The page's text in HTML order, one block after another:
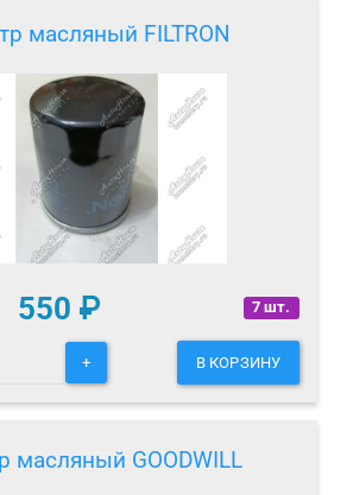
масляный FILTRON
7 шт.
550 ₽
+ В КОРЗИНУ
масляный GOODWILL